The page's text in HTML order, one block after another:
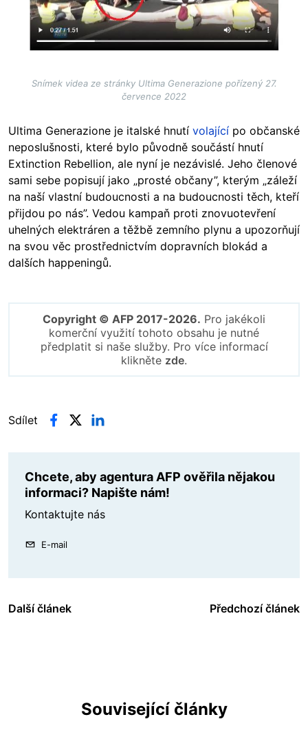
Snímek videa ze stránky Ultima Generazione pořízený 27.
července 2022
Ultima Generazione je italské hnutí volající po občanské
neposlušnosti, které bylo původně součástí hnutí
Extinction Rebellion, ale nyní je nezávislé. Jeho členové
sami sebe popisují jako „prosté občany”, kterým „záleží
na naší vlastní budoucnosti a na budoucnosti těch, kteří
přijdou po nás”. Vedou kampaň proti znovuotevření
uhelných elektráren a těžbě zemního plynu a upozorňují
na svou věc prostřednictvím dopravních blokád a
dalších happeningů.
Copyright © AFP 2017-2026. Pro jakékoli
komerční využití tohoto obsahu je nutné
předplatit si naše služby. Pro více informací
klikněte zde.
Sdílet
Chcete, aby agentura AFP ověřila nějakou
informaci? Napište nám!
Kontaktujte nás
E-mail
Další článek Předchozí článek
Související články